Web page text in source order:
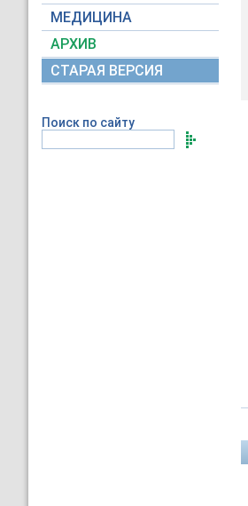
МЕДИЦИНА
АРХИВ
СТАРАЯ ВЕРСИЯ
Поиск по сайту